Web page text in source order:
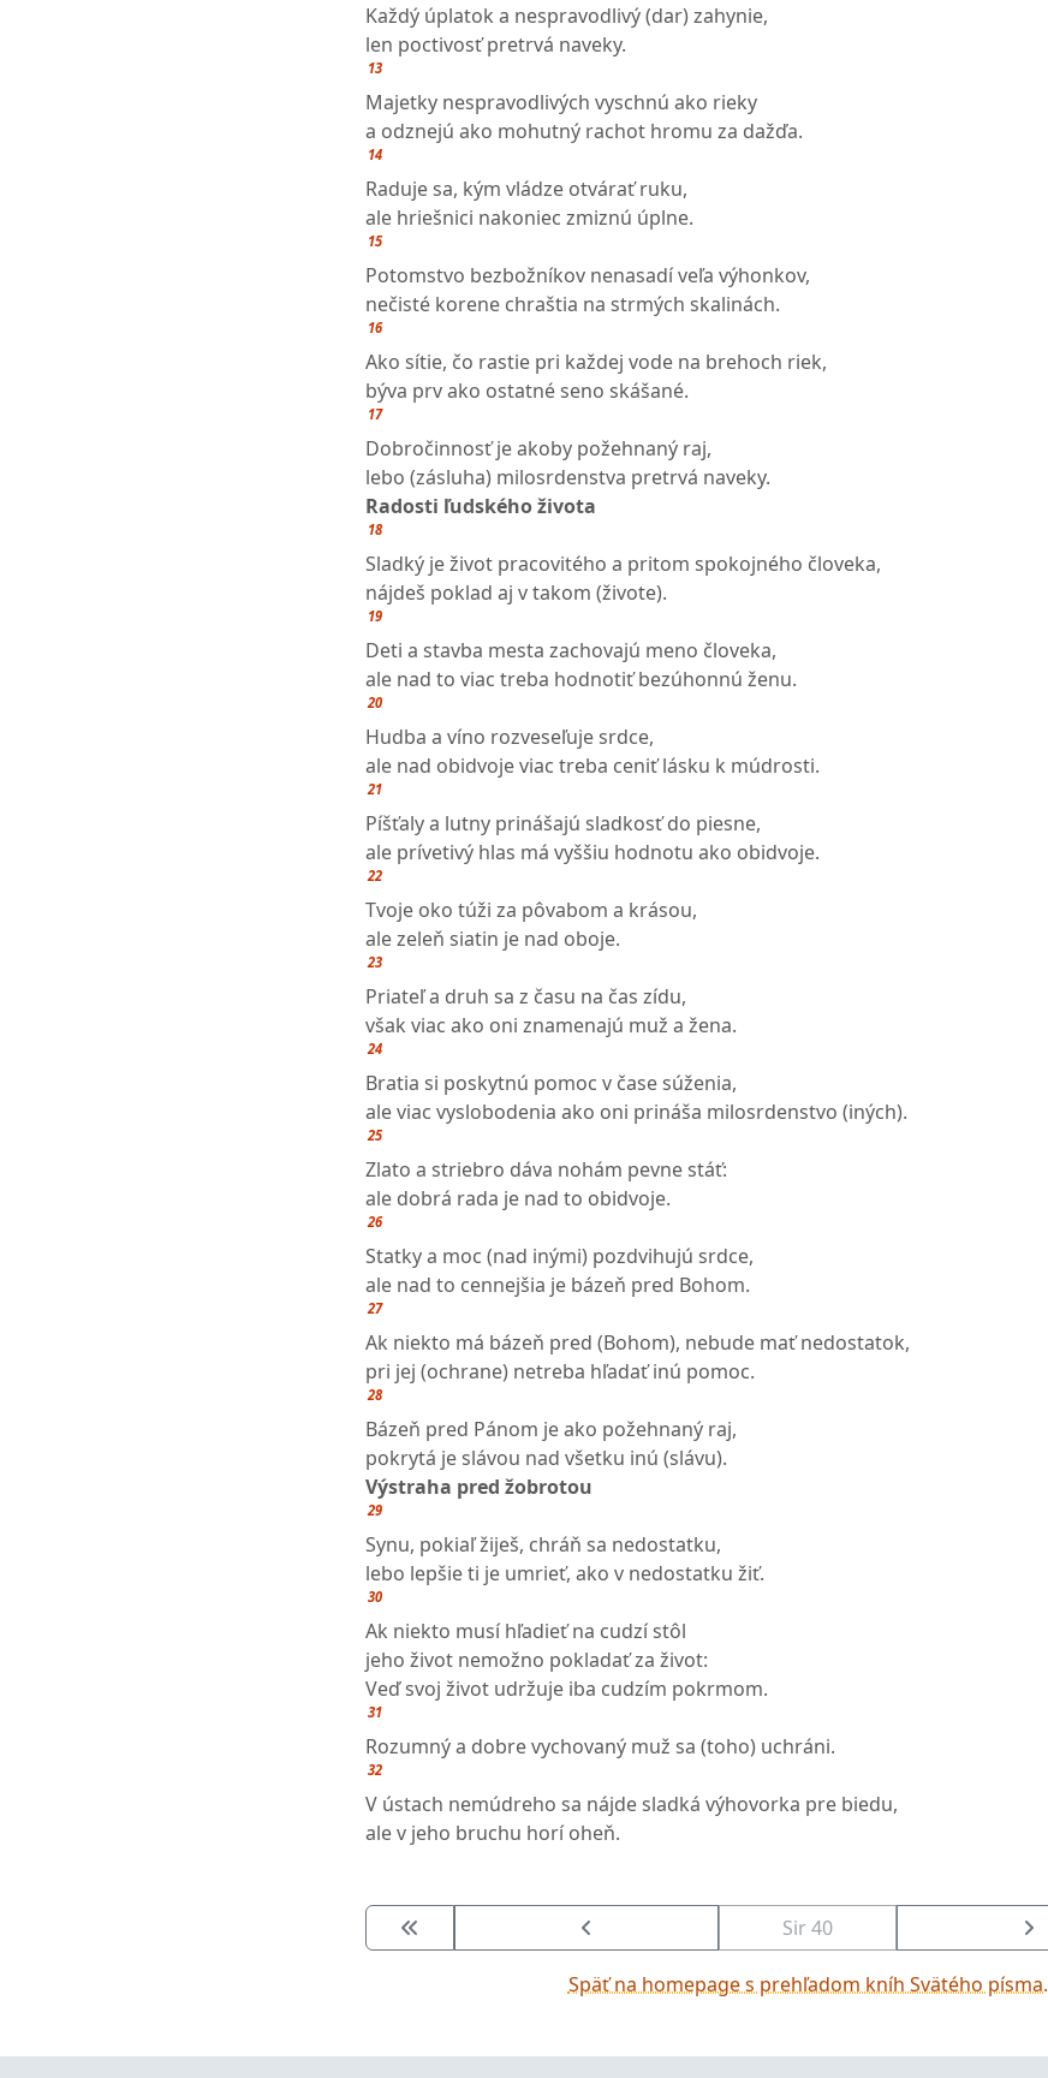
Každý úplatok a nespravodlivý (dar) zahynie,
len poctivosť pretrvá naveky.
13
Majetky nespravodlivých vyschnú ako rieky
a odznejú ako mohutný rachot hromu za dažďa.
14
Raduje sa, kým vládze otvárať ruku,
ale hriešnici nakoniec zmiznú úplne.
15
Potomstvo bezbožníkov nenasadí veľa výhonkov,
nečisté korene chraštia na strmých skalinách.
16
Ako sítie, čo rastie pri každej vode na brehoch riek,
býva prv ako ostatné seno skášané.
17
Dobročinnosť je akoby požehnaný raj,
lebo (zásluha) milosrdenstva pretrvá naveky.
Radosti ľudského života
18
Sladký je život pracovitého a pritom spokojného človeka,
nájdeš poklad aj v takom (živote).
19
Deti a stavba mesta zachovajú meno človeka,
ale nad to viac treba hodnotiť bezúhonnú ženu.
20
Hudba a víno rozveseľuje srdce,
ale nad obidvoje viac treba ceniť lásku k múdrosti.
21
Píšťaly a lutny prinášajú sladkosť do piesne,
ale prívetivý hlas má vyššiu hodnotu ako obidvoje.
22
Tvoje oko túži za pôvabom a krásou,
ale zeleň siatin je nad oboje.
23
Priateľ a druh sa z času na čas zídu,
však viac ako oni znamenajú muž a žena.
24
Bratia si poskytnú pomoc v čase súženia,
ale viac vyslobodenia ako oni prináša milosrdenstvo (iných).
25
Zlato a striebro dáva nohám pevne stáť:
ale dobrá rada je nad to obidvoje.
26
Statky a moc (nad inými) pozdvihujú srdce,
ale nad to cennejšia je bázeň pred Bohom.
27
Ak niekto má bázeň pred (Bohom), nebude mať nedostatok,
pri jej (ochrane) netreba hľadať inú pomoc.
28
Bázeň pred Pánom je ako požehnaný raj,
pokrytá je slávou nad všetku inú (slávu).
Výstraha pred žobrotou
29
Synu, pokiaľ žiješ, chráň sa nedostatku,
lebo lepšie ti je umrieť, ako v nedostatku žiť.
30
Ak niekto musí hľadieť na cudzí stôl
jeho život nemožno pokladať za život:
Veď svoj život udržuje iba cudzím pokrmom.
31
Rozumný a dobre vychovaný muž sa (toho) uchráni.
32
V ústach nemúdreho sa nájde sladká výhovorka pre biedu,
ale v jeho bruchu horí oheň.
Sir 40
Späť na homepage s prehľadom kníh Svätého písma.